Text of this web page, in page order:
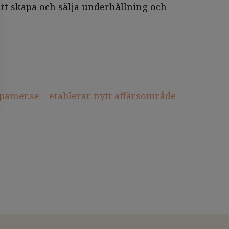
skapa och sälja underhållning och
– etablerar nytt affärsområde